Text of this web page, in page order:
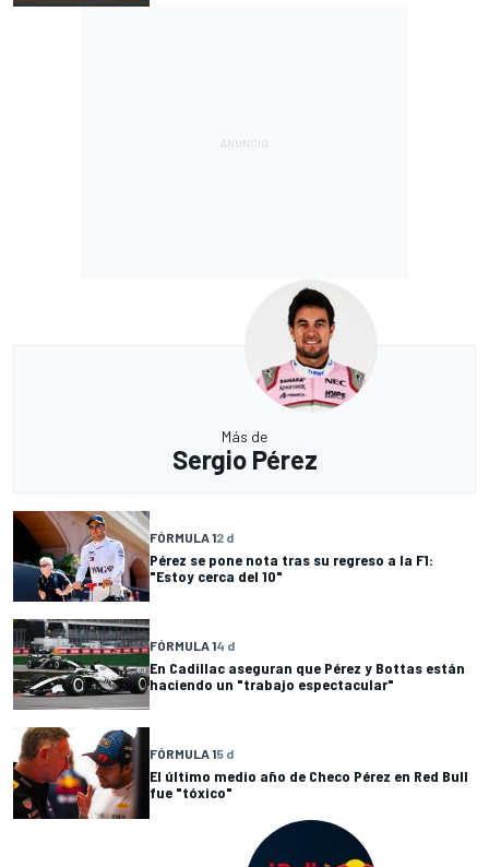
Más de
Sergio Pérez
FÓRMULA 12 d
Pérez se pone nota tras su regreso a la F1:
"Estoy cerca del 10"
FÓRMULA 14 d
En Cadillac aseguran que Pérez y Bottas están
haciendo un "trabajo espectacular"
FÓRMULA 15 d
El último medio año de Checo Pérez en Red Bull
fue "tóxico"